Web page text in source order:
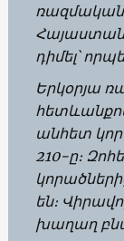
ռազմական
դիմել՝
Երկօրյա
անհետ
210-ը։
են։
խաղաղ